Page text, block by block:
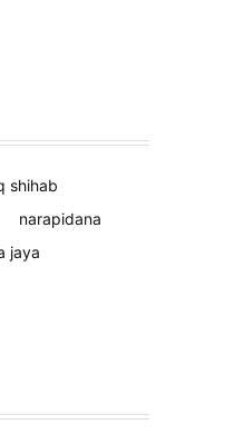
shihab
narapidana
jaya